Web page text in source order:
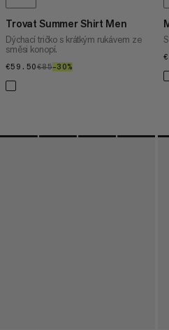
Trovat Summer Shirt Men
Dýchací tričko s krátkým rukávem ze
směsi konopí.
€59.50€59.50
€85€85
–30%